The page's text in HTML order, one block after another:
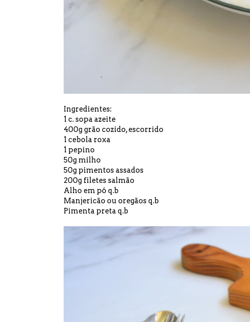
Ingredientes:
1 c. sopa azeite
400g grão cozido, escorrido
1 cebola roxa
1 pepino
50g milho
50g pimentos assados
200g filetes salmão
Alho em pó q.b
Manjericão ou oregãos q.b
Pimenta preta q.b